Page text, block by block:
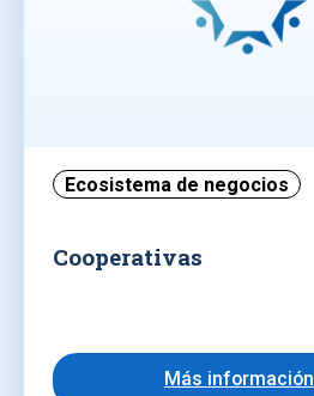
Ecosistema de negocios
Cooperativas
Más información